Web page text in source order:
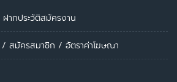
ฝากประวัติสมัครงาน
/ สมัครสมาชิก / อัตราค่าโฆษณา